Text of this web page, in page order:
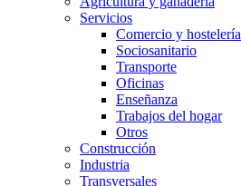
Servicios
Comercio y hostelería
Sociosanitario
Transporte
Oficinas
Enseñanza
Trabajos del hogar
Otros
Construcción
Industria
Transversales